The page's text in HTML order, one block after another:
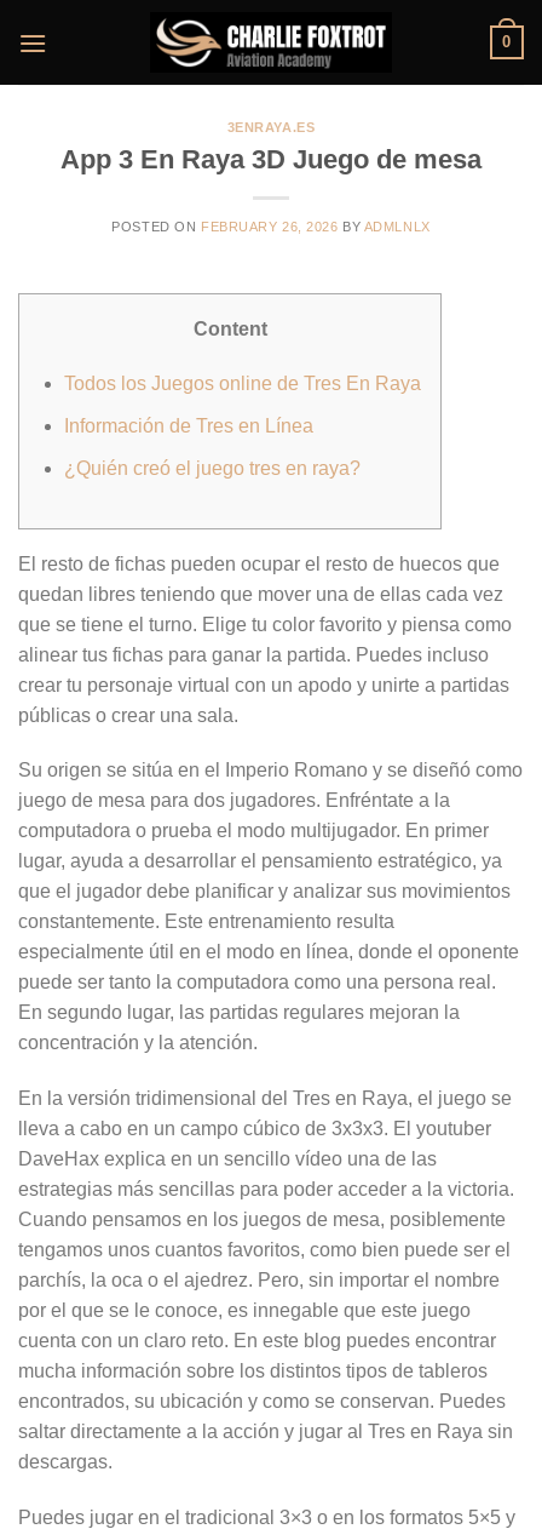
0
3ENRAYA.ES
‎App 3 En Raya 3D Juego de mesa
POSTED ON FEBRUARY 26, 2026 BY ADMLNLX
Content
Todos los Juegos online de Tres En Raya
Información de Tres en Línea
¿Quién creó el juego tres en raya?
El resto de fichas pueden ocupar el resto de huecos que
quedan libres teniendo que mover una de ellas cada vez
que se tiene el turno. Elige tu color favorito y piensa como
alinear tus fichas para ganar la partida. Puedes incluso
crear tu personaje virtual con un apodo y unirte a partidas
públicas o crear una sala.
Su origen se sitúa en el Imperio Romano y se diseñó como
juego de mesa para dos jugadores. Enfréntate a la
computadora o prueba el modo multijugador. En primer
lugar, ayuda a desarrollar el pensamiento estratégico, ya
que el jugador debe planificar y analizar sus movimientos
constantemente. Este entrenamiento resulta
especialmente útil en el modo en línea, donde el oponente
puede ser tanto la computadora como una persona real.
En segundo lugar, las partidas regulares mejoran la
concentración y la atención.
En la versión tridimensional del Tres en Raya, el juego se
lleva a cabo en un campo cúbico de 3x3x3. El youtuber
DaveHax explica en un sencillo vídeo una de las
estrategias más sencillas para poder acceder a la victoria.
Cuando pensamos en los juegos de mesa, posiblemente
tengamos unos cuantos favoritos, como bien puede ser el
parchís, la oca o el ajedrez. Pero, sin importar el nombre
por el que se le conoce, es innegable que este juego
cuenta con un claro reto. En este blog puedes encontrar
mucha información sobre los distintos tipos de tableros
encontrados, su ubicación y como se conservan. Puedes
saltar directamente a la acción y jugar al Tres en Raya sin
descargas.
Puedes jugar en el tradicional 3×3 o en los formatos 5×5 y